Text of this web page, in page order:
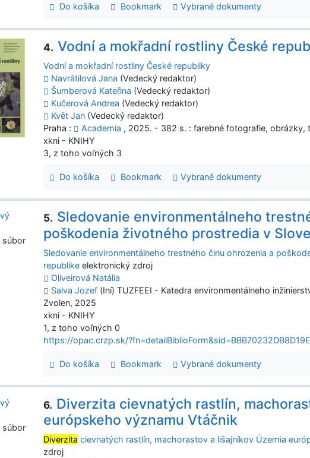
Do košíka Bookmark Vybrané dokumenty
4. Vodní a mokřadní rostliny České
Vodní a mokřadní rostliny České republiky
Navrátilová Jana (Vedecký redaktor)
Šumberová Kateřina (Vedecký redaktor)
Kučerová Andrea (Vedecký redaktor)
Květ Jan (Vedecký redaktor)
Praha :
Academia , 2025. - 382 s. : farebné fotografie, obrázky,
xkni - KNIHY
3, z toho voľných 3
Do košíka Bookmark Vybrané dokumenty
5. Sledovanie environmentálneho
poškodenia životného prostredia v
Sledovanie environmentálneho trestného činu ohrozenia a
republike elektronický zdroj
Oliveirová Natália
Salva Jozef (Iní) TUZFEEI - Katedra environmentálneho
Zvolen, 2025
xkni - KNIHY
1, z toho voľných 0
https://opac.crzp.sk/
Do košíka Bookmark Vybrané dokumenty
súbor
6. Diverzita cievnatých rastlín,
európskeho významu Vtáčnik
Diverzita cievnatých rastlín, machorastov a lišajníkov Územia
zdroj
súbor